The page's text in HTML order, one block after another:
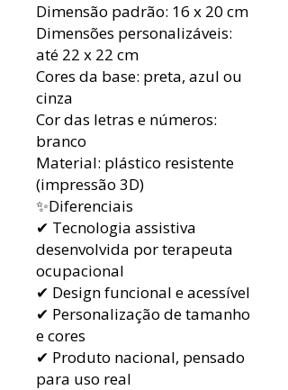
Dimensão padrão: 16 x 20 cm
Dimensões personalizáveis:
até 22 x 22 cm
Cores da base: preta, azul ou
cinza
Cor das letras e números:
branco
Material: plástico resistente
(impressão 3D)
✨Diferenciais
✔ Tecnologia assistiva
desenvolvida por terapeuta
ocupacional
✔ Design funcional e acessível
✔ Personalização de tamanho
e cores
✔ Produto nacional, pensado
para uso real